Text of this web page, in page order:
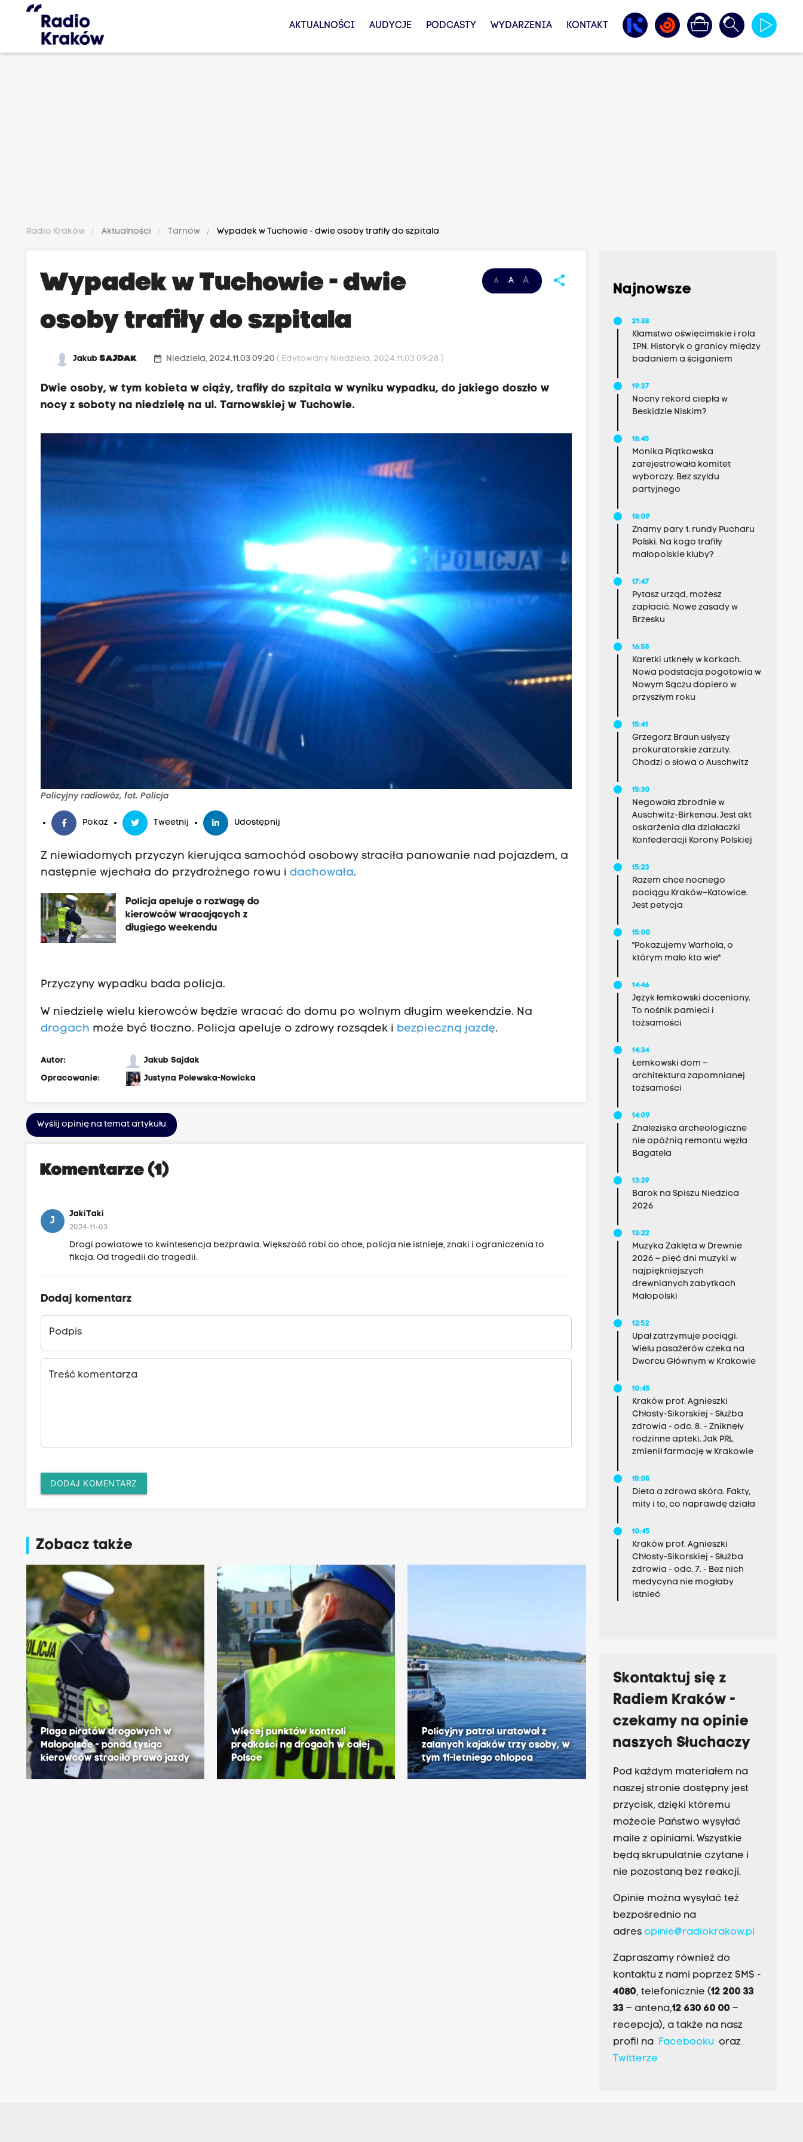
AKTUALNOŚCI AUDYCJE PODCASTY WYDARZENIA KONTAKT
Radio Kraków Aktualności Tarnów Wypadek w Tuchowie - dwie osoby trafiły do szpitala
A A A share
Wypadek w Tuchowie - dwie
osoby trafiły do szpitala
JakubSAJDAK date_range Niedziela, 2024.11.03 09:20( Edytowany Niedziela, 2024.11.03 09:28 )
Dwie osoby, w tym kobieta w ciąży, trafiły do szpitala w wyniku wypadku, do jakiego doszło w
nocy z soboty na niedzielę na ul. Tarnowskiej w Tuchowie.
Policyjny radiowóz, fot. Policja
Pokaż Tweetnij Udostępnij
Z niewiadomych przyczyn kierująca samochód osobowy straciła panowanie nad pojazdem, a
następnie wjechała do przydrożnego rowu idachowała.
Policja apeluje o rozwagę do
kierowców wracających z
długiego weekendu
Przyczyny wypadku bada policja.
W niedzielę wielu kierowców będzie wracać do domu po wolnym długim weekendzie. Na
drogach może być tłoczno. Policja apeluje o zdrowy rozsądek i bezpieczną jazdę.
Autor:
Jakub Sajdak
Opracowanie:
Justyna Polewska-Nowicka
Wyślij opinię na temat artykułu
Komentarze (1)
J
JakiTaki
2024-11-03
Drogi powiatowe to kwintesencja bezprawia. Większość robi co chce, policja nie istnieje, znaki i ograniczenia to
fikcja. Od tragedii do tragedii.
Dodaj komentarz
Podpis
Treść komentarza
DODAJ KOMENTARZ
Zobacz także
Plaga piratów drogowych w
Małopolsce - ponad tysiąc
kierowców straciło prawo jazdy
Więcej punktów kontroli
prędkości na drogach w całej
Polsce
Policyjny patrol uratował z
zalanych kajaków trzy osoby, w
tym 11-letniego chłopca
Najnowsze
21:38
Kłamstwo oświęcimskie i rola
IPN. Historyk o granicy między
badaniem a ściganiem
19:37
Nocny rekord ciepła w
Beskidzie Niskim?
18:45
Monika Piątkowska
zarejestrowała komitet
wyborczy. Bez szyldu
partyjnego
18:09
Znamy pary 1. rundy Pucharu
Polski. Na kogo trafiły
małopolskie kluby?
17:47
Pytasz urząd, możesz
zapłacić. Nowe zasady w
Brzesku
16:58
Karetki utknęły w korkach.
Nowa podstacja pogotowia w
Nowym Sączu dopiero w
przyszłym roku
15:41
Grzegorz Braun usłyszy
prokuratorskie zarzuty.
Chodzi o słowa o Auschwitz
15:30
Negowała zbrodnie w
Auschwitz-Birkenau. Jest akt
oskarżenia dla działaczki
Konfederacji Korony Polskiej
15:23
Razem chce nocnego
pociągu Kraków–Katowice.
Jest petycja
15:00
"Pokazujemy Warhola, o
którym mało kto wie"
14:46
Język łemkowski doceniony.
To nośnik pamięci i
tożsamości
14:34
Łemkowski dom –
architektura zapomnianej
tożsamości
14:09
Znaleziska archeologiczne
nie opóźnią remontu węzła
Bagatela
13:39
Barok na Spiszu Niedzica
2026
13:22
Muzyka Zaklęta w Drewnie
2026 – pięć dni muzyki w
najpiękniejszych
drewnianych zabytkach
Małopolski
12:52
Upał zatrzymuje pociągi.
Wielu pasażerów czeka na
Dworcu Głównym w Krakowie
10:45
Kraków prof. Agnieszki
Chłosty-Sikorskiej - Służba
zdrowia - odc. 8. - Zniknęły
rodzinne apteki. Jak PRL
zmienił farmację w Krakowie
15:05
Dieta a zdrowa skóra. Fakty,
mity i to, co naprawdę działa
10:45
Kraków prof. Agnieszki
Chłosty-Sikorskiej - Służba
zdrowia - odc. 7. - Bez nich
medycyna nie mogłaby
istnieć
Skontaktuj się z
Radiem Kraków -
czekamy na opinie
naszych Słuchaczy
Pod każdym materiałem na
naszej stronie dostępny jest
przycisk, dzięki któremu
możecie Państwo wysyłać
maile z opiniami. Wszystkie
będą skrupulatnie czytane i
nie pozostaną bez reakcji.
Opinie można wysyłać też
bezpośrednio na
adres opinie@radiokrakow.pl
Zapraszamy również do
kontaktu z nami poprzez SMS -
4080, telefonicznie (12 200 33
33– antena,12 630 60 00 –
recepcja), a także na nasz
profil na Facebookuoraz
Twitterze